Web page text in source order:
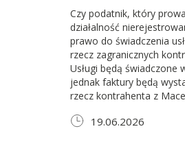
Czy podatnik, który
działalność
prawo do świadczenia
rzecz zagranicznych
Usługi będą świadczone
jednak faktury będą
rzecz kontrahenta z
19.06.2026